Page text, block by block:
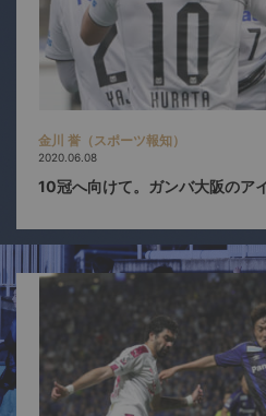
金川 誉（スポーツ報知）
2020.06.08
10冠へ向けて。ガンバ大阪のア